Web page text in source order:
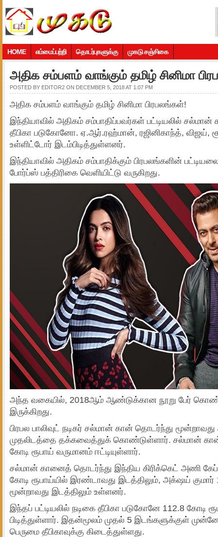
HOME எம்மைப்பற்றி தொடர்புகளுக்கு முகடு சஞ்சிகை
அதிக சம்பளம் வாங்கும் தமிழ் சினிமா
POSTED BY EDITOR2 ON DECEMBER 5, 2018 AT 1:07 PM
அதிக சம்பளம் வாங்கும் தமிழ் சினிமா பிரபலங்கள்!
இந்தியாவில் அதிகம் சம்பாதிப்பவர்கள் பட்டியலில்
தீபிகா படுகோனோ. ஏ.ஆர்.ரஹ்மான், ரஜினிகாந்த், விஜய்,
உள்ளிட்டோர் இடம்பிடித்துள்ளனர்.
இந்தியாவில் அதிகம் சம்பாதிக்கும் பிரபலங்களின்
போர்ப்ஸ் பத்திரிகை வெளியிட்டு வருகிறது.
அந்த வகையில், 2018ஆம் ஆண்டுக்கான நூறு பேர் கொண்ட
இருக்கிறது.
பிரபல பாலிவுட் நடிகர் சல்மான் கான் தொடர்ந்து
முதலிடத்தை தக்கவைத்துக் கொண்டுள்ளார். சல்மான்
கோடி ரூபாய் வருமானம் ஈட்டியுள்ளார்.
சல்மான் கானைத் தொடர்ந்து இந்திய கிரிக்கெட் அணி
கோடி ரூபாய்யில் இரண்டாவது இடத்திலும், அக்‌ஷய் குமார்
மூன்றாவது இடத்திலும் உள்ளனர்.
இந்தப் பட்டியலில் நடிகை தீபிகா படுகோனே 112.8 கோடி
பிடித்துள்ளார். இதன்மூலம் முதல் 5 இடங்களுக்குள்
பெருமை தீபிகாவுக்கு கிடைத்துள்ளது.